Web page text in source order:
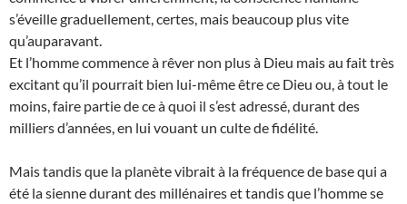
s’éveille graduellement, certes, mais beaucoup plus vite
qu’auparavant.
Et l’homme commence à rêver non plus à Dieu mais au fait très
excitant qu’il pourrait bien lui-même être ce Dieu ou, à tout le
moins, faire partie de ce à quoi il s’est adressé, durant des
milliers d’années, en lui vouant un culte de fidélité.
Mais tandis que la planète vibrait à la fréquence de base qui a
été la sienne durant des millénaires et tandis que l’homme se